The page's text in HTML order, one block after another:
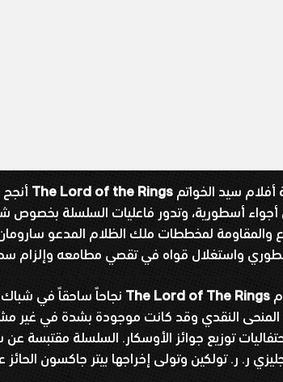
سيد الخواتمThe Lord of the Rings أنجح
أجواء أسطورية، وتدور فاعليات السلسلة
والمقاومة لمخططات ملك الظلام المدعو
واستغلال قواه في تقصي مطامعه وإلزام
The Lord of The Rings نجاحاً ساحقاً في شباك
المنحى النقدي وقد كانت موجودة بشدة في غير
توزيع جوائز الأوسكار. السلسلة مقتبسة
ر. ر. تولكين وتولى إخراجها بيتر جاكسون